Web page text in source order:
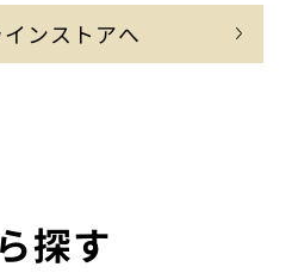
ンストアへ
探す